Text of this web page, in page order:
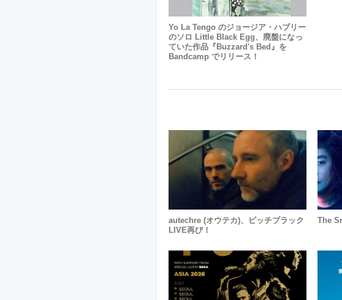
Yo La Tengo のジョージア・ハブリー
のソロ Little Black Egg、廃盤になっ
ていた作品『Buzzard's Bed』を
Bandcamp でリリース！
autechre (オウテカ)、ピッチブラック
LIVE再び！
The